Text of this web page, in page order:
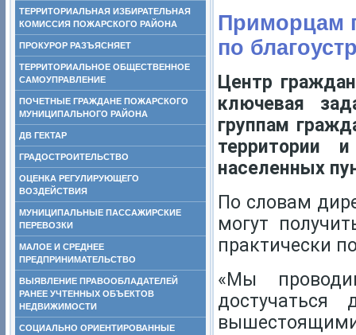
ТЕРРИТОРИАЛЬНАЯ ИЗБИРАТЕЛЬНАЯ
КОМИССИЯ ПОЖАРСКОГО РАЙОНА
ПРОКУРОР РАЗЪЯСНЯЕТ
ТЕРРИТОРИАЛЬНОЕ ОБЩЕСТВЕННОЕ
САМОУПРАВЛЕНИЕ
ПОЧЕТНЫЕ ГРАЖДАНЕ ПОЖАРСКОГО
МУНИЦИПАЛЬНОГО РАЙОНА
ДВ ГЕКТАР
ГРАДОСТРОИТЕЛЬСТВО
ОЦЕНКА РЕГУЛИРУЮЩЕГО
ВОЗДЕЙСТВИЯ
МУНИЦИПАЛЬНЫЕ ПАССАЖИРСКИЕ
ПЕРЕВОЗКИ
МАЛОЕ И СРЕДНЕЕ
ПРЕДПРИНИМАТЕЛЬСТВО
ВЫЯВЛЕНИЕ ПРАВООБЛАДАТЕЛЕЙ
РАНЕЕ УЧТЕННЫХ ОБЪЕКТОВ
НЕДВИЖИМОСТИ
СОЦИАЛЬНО ОРИЕНТИРОВАННЫЕ
Приморцам
по
Центр
ключевая
группам
территории
населенных
По словам
могут
практически
«Мы
вышестоящими